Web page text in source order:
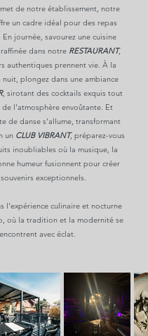
de notre établissement, notre
un cadre idéal pour des repas
journée, savourez une cuisine
dans notre RESTAURANT,
authentiques prennent vie. À la
plongez dans une ambiance
, sirotant des cocktails exquis tout
l'atmosphère envoûtante. Et
de danse s'allume, transformant
un CLUB VIBRANT, préparez-vous
inoubliables où la musique, la
humeur fusionnent pour créer
exceptionnels.
l'expérience culinaire et nocturne
où la tradition et la modernité se
avec éclat.